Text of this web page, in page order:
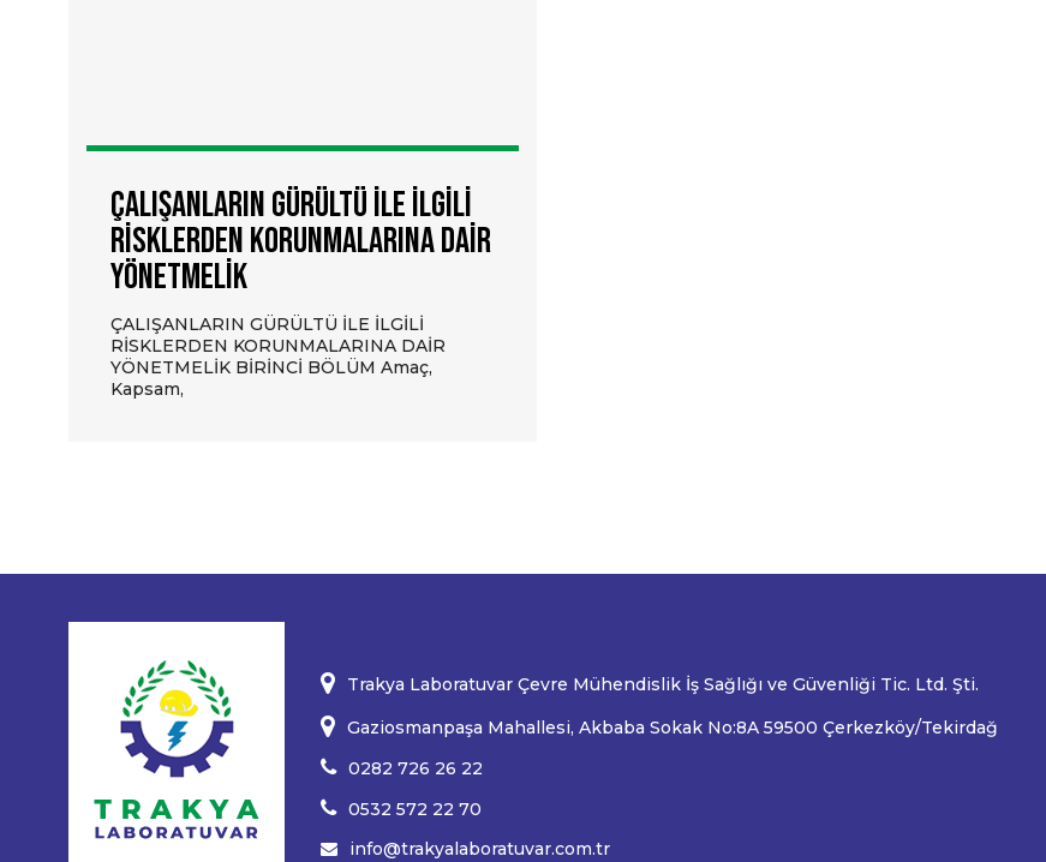
Çalışanların Gürültü ile ilgili
Risklerden Korunmalarına Dair
Yönetmelik
ÇALIŞANLARIN GÜRÜLTÜ İLE İLGİLİ
RİSKLERDEN KORUNMALARINA DAİR
YÖNETMELİK BİRİNCİ BÖLÜM Amaç,
Kapsam,
Trakya Laboratuvar Çevre Mühendislik İş Sağlığı ve Güvenliği Tic. Ltd. Şti.
Gaziosmanpaşa Mahallesi, Akbaba Sokak No:8A 59500 Çerkezköy/Tekirdağ
0282 726 26 22
0532 572 22 70
info@trakyalaboratuvar.com.tr